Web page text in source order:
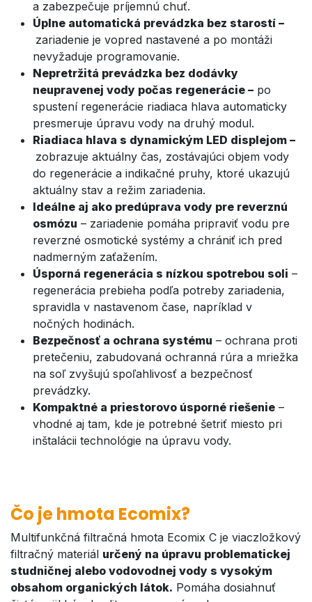
a zabezpečuje príjemnú chuť.
Úplne automatická prevádzka bez starostí –
zariadenie je vopred nastavené a po montáži
nevyžaduje programovanie.
Nepretržitá prevádzka bez dodávky
neupravenej vody počas regenerácie – po
spustení regenerácie riadiaca hlava automaticky
presmeruje úpravu vody na druhý modul.
Riadiaca hlava s dynamickým LED displejom –
zobrazuje aktuálny čas, zostávajúci objem vody
do regenerácie a indikačné pruhy, ktoré ukazujú
aktuálny stav a režim zariadenia.
Ideálne aj ako predúprava vody pre reverznú
osmózu – zariadenie pomáha pripraviť vodu pre
reverzné osmotické systémy a chrániť ich pred
nadmerným zaťažením.
Úsporná regenerácia s nízkou spotrebou soli –
regenerácia prebieha podľa potreby zariadenia,
spravidla v nastavenom čase, napríklad v
nočných hodinách.
Bezpečnosť a ochrana systému – ochrana proti
pretečeniu, zabudovaná ochranná rúra a mriežka
na soľ zvyšujú spoľahlivosť a bezpečnosť
prevádzky.
Kompaktné a priestorovo úsporné riešenie –
vhodné aj tam, kde je potrebné šetriť miesto pri
inštalácii technológie na úpravu vody.
Čo je hmota​​ Ecomix?
Multifunkčná filtračná hmota Ecomix C je viaczložkový
filtračný materiál určený na úpravu problematickej
studničnej alebo vodovodnej vody s vysokým
obsahom organických látok. Pomáha dosiahnuť